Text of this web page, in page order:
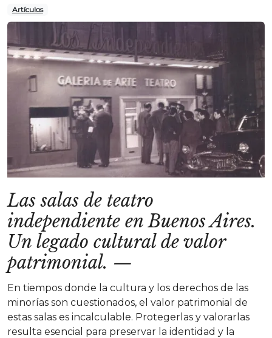
Artículos
Las salas de teatro
independiente en Buenos Aires.
Un legado cultural de valor
patrimonial. —
En tiempos donde la cultura y los derechos de las
minorías son cuestionados, el valor patrimonial de
estas salas es incalculable. Protegerlas y valorarlas
resulta esencial para preservar la identidad y la